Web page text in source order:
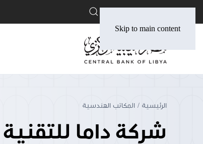
Skip to main content
الرئيسية المكاتب الهندسية
شركة داما